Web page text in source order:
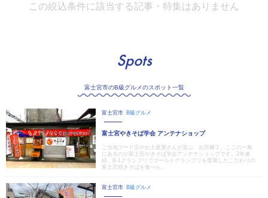
この絞込条件に該当する記事・特集はありません
Spots
富士宮市のB級グルメのスポット一覧
富士宮市 B級グルメ
富士宮やきそば学会 アンテナショップ
ご当地フード店やお土産屋さんが並ぶ、お宮横丁。ここの一角
にあるのが富士宮やきそば学会アンテナショップです。2年連
続、B-1グランプリでゴールドグランプリを受賞したこだわりの
富士宮焼きそばを食べら...
富士宮市 B級グルメ